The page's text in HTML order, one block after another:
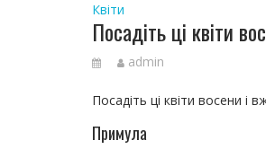
Квіти
Посадіть ці квіти
admin
Посадіть ці квіти восени і
Примула